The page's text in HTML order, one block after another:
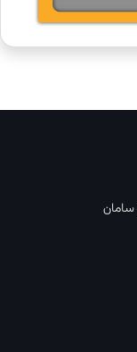
سامان